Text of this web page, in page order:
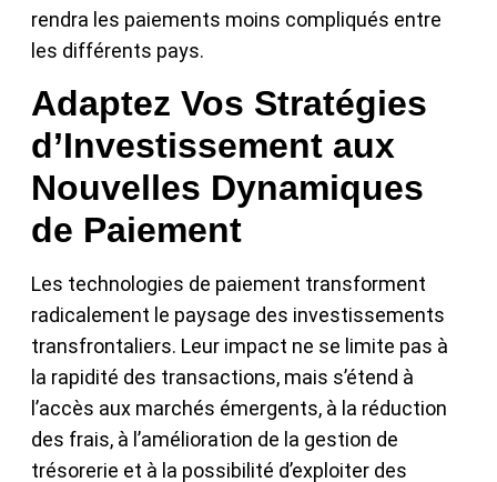
rendra les paiements moins compliqués entre
les différents pays.
Adaptez Vos Stratégies
d’Investissement aux
Nouvelles Dynamiques
de Paiement
Les technologies de paiement transforment
radicalement le paysage des investissements
transfrontaliers. Leur impact ne se limite pas à
la rapidité des transactions, mais s’étend à
l’accès aux marchés émergents, à la réduction
des frais, à l’amélioration de la gestion de
trésorerie et à la possibilité d’exploiter des